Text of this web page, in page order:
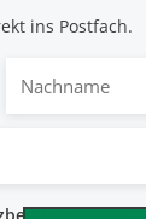
ins Postfach.